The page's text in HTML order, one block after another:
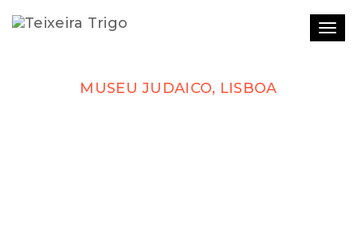
MUSEU JUDAICO, LISBOA